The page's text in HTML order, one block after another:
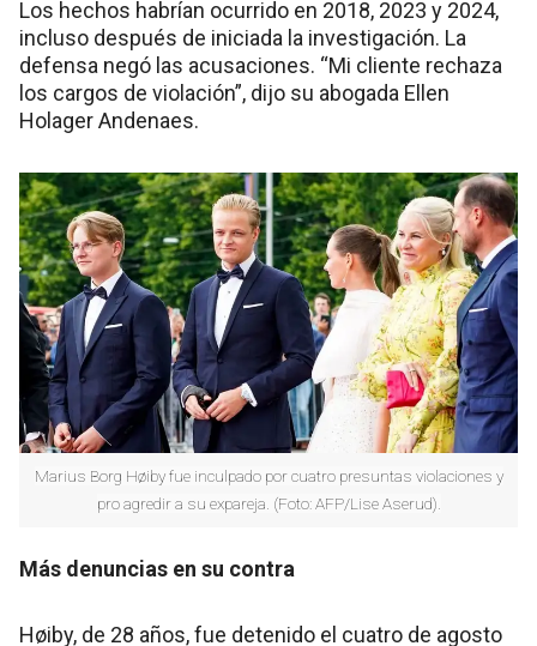
Los hechos habrían ocurrido en 2018, 2023 y 2024,
incluso después de iniciada la investigación. La
defensa negó las acusaciones. “Mi cliente rechaza
los cargos de violación”, dijo su abogada Ellen
Holager Andenaes.
Marius Borg Høiby fue inculpado por cuatro presuntas violaciones y
pro agredir a su expareja. (Foto: AFP/Lise Aserud).
Más denuncias en su contra
Høiby, de 28 años, fue detenido el cuatro de agosto